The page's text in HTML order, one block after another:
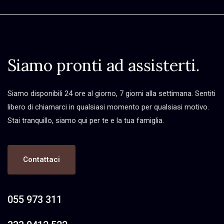
Siamo pronti ad assisterti.
Siamo disponibili 24 ore al giorno, 7 giorni alla settimana. Sentiti
libero di chiamarci in qualsiasi momento per qualsiasi motivo.
Stai tranquillo, siamo qui per te e la tua famiglia.
Contattaci
055 973 311